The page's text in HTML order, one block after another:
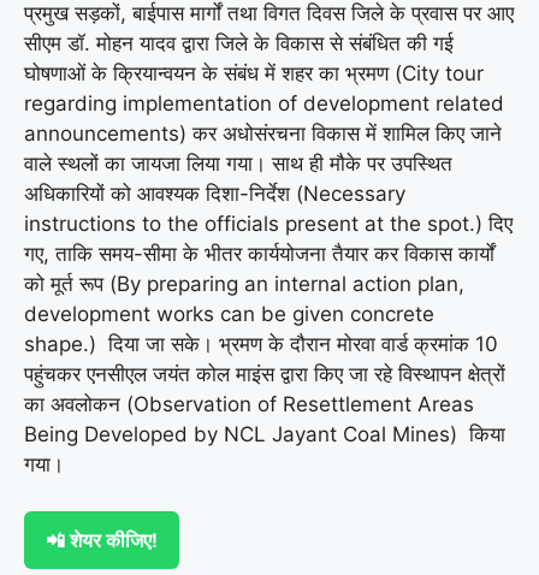
प्रमुख सड़कों, बाईपास मार्गों तथा विगत दिवस जिले के प्रवास पर आए
सीएम डॉ. मोहन यादव द्वारा जिले के विकास से संबंधित की गई
घोषणाओं के क्रियान्वयन के संबंध में शहर का भ्रमण (City tour
regarding implementation of development related
announcements) कर अधोसंरचना विकास में शामिल किए जाने
वाले स्थलों का जायजा लिया गया। साथ ही मौके पर उपस्थित
अधिकारियों को आवश्यक दिशा-निर्देश (Necessary
instructions to the officials present at the spot.) दिए
गए, ताकि समय-सीमा के भीतर कार्ययोजना तैयार कर विकास कार्यों
को मूर्त रूप (By preparing an internal action plan,
development works can be given concrete
shape.) दिया जा सके। भ्रमण के दौरान मोरवा वार्ड क्रमांक 10
पहुंचकर एनसीएल जयंत कोल माइंस द्वारा किए जा रहे विस्थापन क्षेत्रों
का अवलोकन (Observation of Resettlement Areas
Being Developed by NCL Jayant Coal Mines) किया
गया।
📲 शेयर कीजिए!